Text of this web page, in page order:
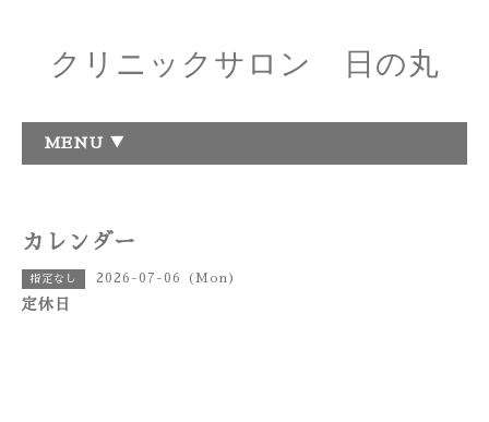
クリニックサロン 日の丸
MENU ▼
カレンダー
指定なし 2026-07-06 (Mon)
定休日